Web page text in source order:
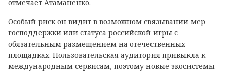
отмечает Атаманенко.
Особый риск он видит в возможном связывании мер
господдержки или статуса российской игры с
обязательным размещением на отечественных
площадках. Пользовательская аудитория привыкла к
международным сервисам, поэтому новые экосистемы